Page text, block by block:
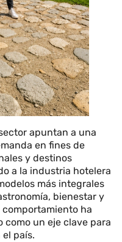
apuntan a una
en fines de
y destinos
a la industria hotelera
más integrales
bienestar y
ha
un eje clave para
país.